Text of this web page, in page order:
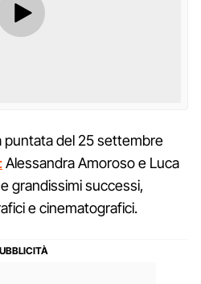
puntata del 25 settembre
Alessandra Amoroso e Luca
grandissimi successi,
e cinematografici.